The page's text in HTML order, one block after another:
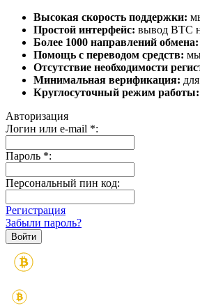
Высокая скорость поддержки:
Простой интерфейс: вывод BTC
Более 1000 направлений обмена:
Помощь с переводом средств:
Отсутствие необходимости
Минимальная верификация:
Круглосуточный режим работы:
Авторизация
Логин или e-mail *:
Пароль *:
Персональный пин код:
Регистрация
Забыли пароль?